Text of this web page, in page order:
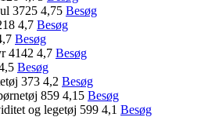
3725 4,75 Besøg
4,7 Besøg
Besøg
4142 4,7 Besøg
Besøg
373 4,2 Besøg
859 4,15 Besøg
og legetøj 599 4,1 Besøg